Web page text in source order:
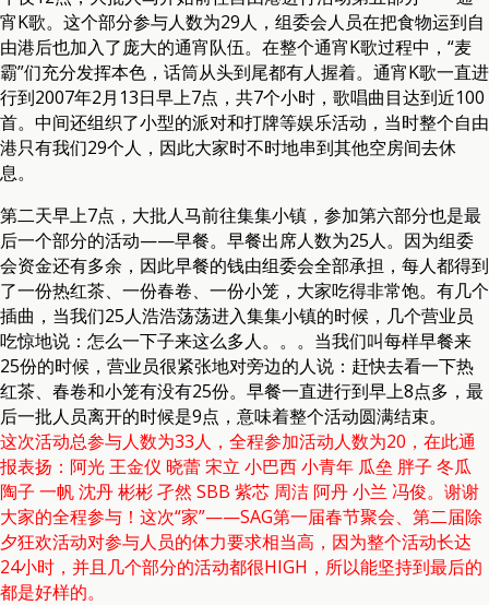
宵K歌。这个部分参与人数为29人，组委会人员在把食物运到自
由港后也加入了庞大的通宵队伍。在整个通宵K歌过程中，“麦
霸”们充分发挥本色，话筒从头到尾都有人握着。通宵K歌一直进
行到2007年2月13日早上7点，共7个小时，歌唱曲目达到近100
首。中间还组织了小型的派对和打牌等娱乐活动，当时整个自由
港只有我们29个人，因此大家时不时地串到其他空房间去休
息。
第二天早上7点，大批人马前往集集小镇，参加第六部分也是最
后一个部分的活动——早餐。早餐出席人数为25人。因为组委
会资金还有多余，因此早餐的钱由组委会全部承担，每人都得到
了一份热红茶、一份春卷、一份小笼，大家吃得非常饱。有几个
插曲，当我们25人浩浩荡荡进入集集小镇的时候，几个营业员
吃惊地说：怎么一下子来这么多人。。。当我们叫每样早餐来
25份的时候，营业员很紧张地对旁边的人说：赶快去看一下热
红茶、春卷和小笼有没有25份。早餐一直进行到早上8点多，最
后一批人员离开的时候是9点，意味着整个活动圆满结束。
这次活动总参与人数为33人，全程参加活动人数为20，在此通
报表扬：阿光 王金仪 晓蕾 宋立 小巴西 小青年 瓜垒 胖子 冬瓜
陶子 一帆 沈丹 彬彬 孑然 SBB 紫芯 周洁 阿丹 小兰 冯俊。谢谢
大家的全程参与！这次“家”——SAG第一届春节聚会、第二届除
夕狂欢活动对参与人员的体力要求相当高，因为整个活动长达
24小时，并且几个部分的活动都很HIGH，所以能坚持到最后的
都是好样的。